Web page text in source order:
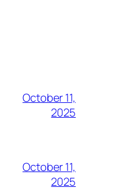
October 11,
2025
October 11,
2025